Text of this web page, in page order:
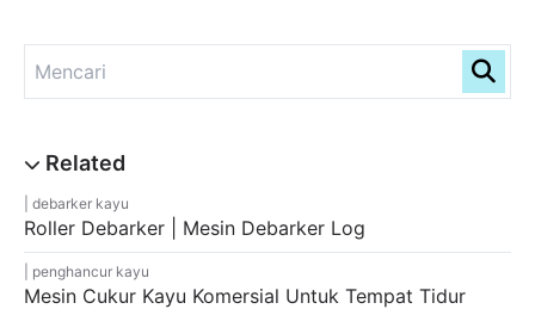
debarker kayu
Roller Debarker | Mesin Debarker Log
penghancur kayu
Mesin Cukur Kayu Komersial Untuk Tempat Tidur